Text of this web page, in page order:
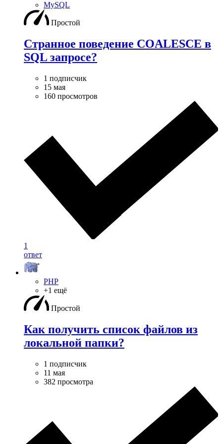
MySQL
Простой
Странное поведение COALESCE в
SQL запросе?
1 подписчик
15 мая
160 просмотров
1
ответ
PHP
+1 ещё
Простой
Как получить список файлов из
локальной папки?
1 подписчик
11 мая
382 просмотра